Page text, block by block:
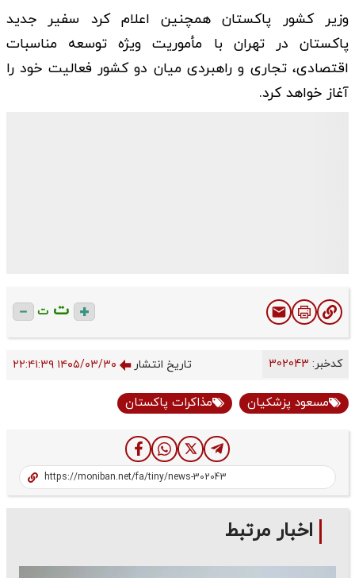
وزیر کشور پاکستان همچنین اعلام کرد سفیر جدید
پاکستان در تهران با مأموریت ویژه توسعه مناسبات
اقتصادی، تجاری و راهبردی میان دو کشور فعالیت خود را
آغاز خواهد کرد.
ت ت
کدخبر: تاریخ انتشار ۱۴۰۵/۰۳/۳۰ ۲۲:۴۱:۳۹
مسعود پزشکیان مذاکرات پاکستان
اخبار مرتبط